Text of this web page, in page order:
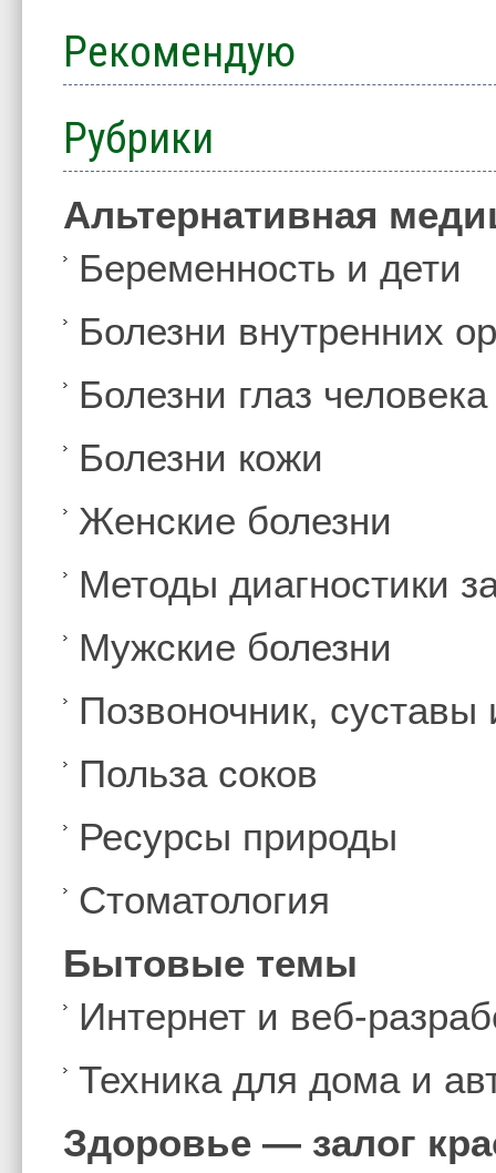
Рекомендую
Рубрики
Альтернативная
Беременность и дети
Болезни внутренних
Болезни глаз человека
Болезни кожи
Женские болезни
Методы диагностики
Мужские болезни
Позвоночник,
Польза соков
Ресурсы природы
Стоматология
Бытовые темы
Интернет и веб-
Техника для дома и
Здоровье — залог